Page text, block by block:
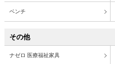
ベンチ
その他
ナゼロ 医療福祉家具